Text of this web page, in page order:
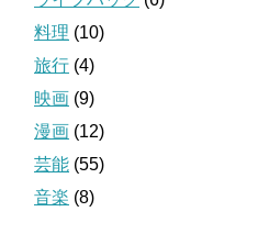
料理 (10)
旅行 (4)
映画 (9)
漫画 (12)
芸能 (55)
音楽 (8)